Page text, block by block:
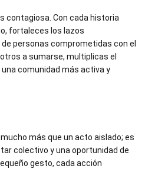
contagiosa. Con cada historia
fortaleces los lazos
personas comprometidas con el
a sumarse, multiplicas el
comunidad más activa y
más que un acto aislado; es
colectivo y una oportunidad de
gesto, cada acción